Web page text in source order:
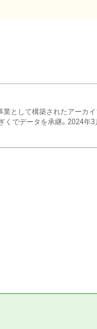
業として構築されたアーカイ
くでデータを承継。2024年3